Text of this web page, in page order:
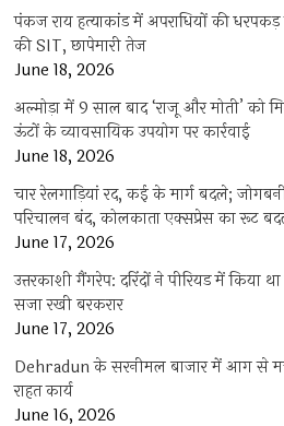
पंकज राय हत्याकांड में अपराधियों की
की SIT, छापेमारी तेज
June 18, 2026
अल्मोड़ा में 9 साल बाद ‘राजू और मोती’ को
ऊंटों के व्यावसायिक उपयोग पर कार्रवाई
June 18, 2026
चार रेलगाड़ियां रद, कई के मार्ग बदले;
परिचालन बंद, कोलकाता एक्सप्रेस का रूट
June 17, 2026
उत्तरकाशी गैंगरेप: दरिंदों ने पीरियड में किया
सजा रखी बरकरार
June 17, 2026
Dehradun के सरनीमल बाजार में आग से
राहत कार्य
June 16, 2026